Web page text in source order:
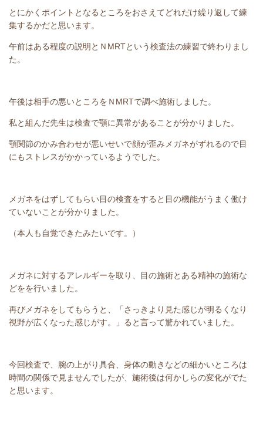
とにかくポイントとなるところをおさえてどれだけ繰り返して練
集するかだと思います。
午前はある程度の説明とＮMRTという検査法の練習で終わりまし
た。
午後は相手の悪いところをＮMRTで調べ施術しました。
私と組んだ先生は検査で顎に異常があることが分かりました。
顎関節のかみ合わせが悪いせいで顔が歪みメガネがずれるので目
にもストレスがかかっているようでした。
メガネをはずしてもらい目の検査をすると目の機能がうまく働け
ていないことが分かりました。
（本人も自覚できたみたいです。）
メガネに対するアレルギーを取り、目の施術とある精神の施術な
どをを行いました。
再びメガネをしてもらうと、「さっきより見た感じが明るくなり
視野が広くなった感じがす。」ると言って驚かれていました。
今回検査で、腕の上がり具合、身体の動きなどの細かいところは
時間の関係で見ませんでしたが、施術後は何かしらの変化がでた
と思います。